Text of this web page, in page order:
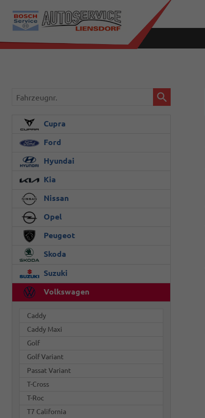
Fahrzeugnr.
Cupra
Ford
Hyundai
Kia
Nissan
Opel
Peugeot
Skoda
Suzuki
Volkswagen
Caddy
Caddy Maxi
Golf
Golf Variant
Passat Variant
T-Cross
T-Roc
T7 California